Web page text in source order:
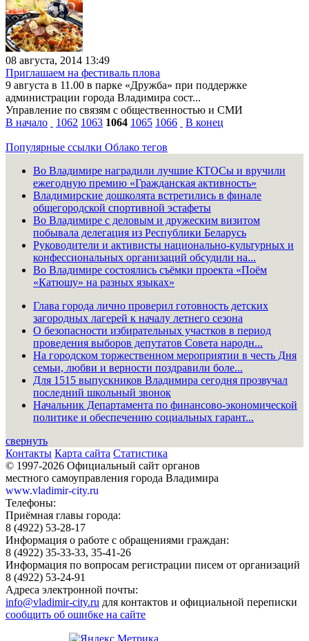
08 августа, 2014 13:49
Приглашаем на фестиваль плова
9 августа в 11.00 в парке «Дружба» при поддержке
администрации города Владимира сост...
Управление по связям с общественностью и СМИ
В начало
1062 1063 1064 1065 1066 В конец
Популярные ссылки Облако тегов
Во Владимире наградили лучшие КТОСы и вручили
ежегодную премию «Гражданская активность»
Владимирские дошколята встретились в финале
общегородской спортивной эстафеты
Во Владимире с деловым и дружеским визитом
побывала делегация из Республики Беларусь
Руководители и активисты национально-культурных и
конфессиональных организаций обсудили на...
Во Владимире состоялись съёмки проекта «Поём
«Катюшу» на разных языках»
Глава города лично проверил готовность детских
загородных лагерей к началу летнего сезона
О безопасности избирательных участков в период
проведения выборов депутатов Совета народн...
На городском торжественном мероприятии в честь Дня
семьи, любви и верности поздравили боле...
Для 1515 выпускников Владимира сегодня прозвучал
последний школьный звонок
Начальник Департамента по финансово-экономической
политике и обеспечению социальных гарант...
свернуть
Контакты Карта сайта Статистика
© 1997-2026 Официальный сайт органов
местного самоуправления города Владимира
www.vladimir-city.ru
Телефоны:
Приёмная главы города:
8 (4922) 53-28-17
Информация о работе с обращениями граждан:
8 (4922) 35-33-33, 35-41-26
Информация по вопросам регистрации писем от организаций
8 (4922) 53-24-91
Адреса электронной почты:
info@vladimir-city.ru для контактов и официальной переписки
сообщить об ошибке на сайте